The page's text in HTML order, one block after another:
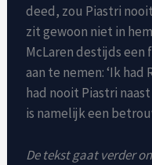
deed, zou Piastri
zit gewoon niet in
McLaren destijds
aan te nemen: ‘Ik
had nooit Piastri
is namelijk een
De tekst gaat verder